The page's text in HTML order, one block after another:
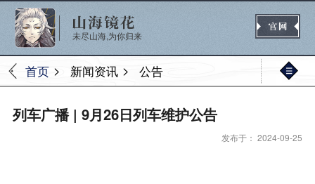
未尽山海,为你归来
首页 > 新闻资讯 > 公告
官网首页
列车广播 | 9月26日列车维护公告
发布于： 2024-09-25